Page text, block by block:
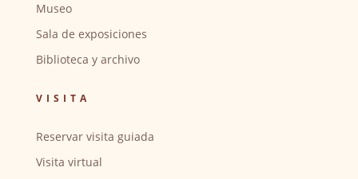
Museo
Sala de exposiciones
Biblioteca y archivo
VISITA
Reservar visita guiada
Visita virtual